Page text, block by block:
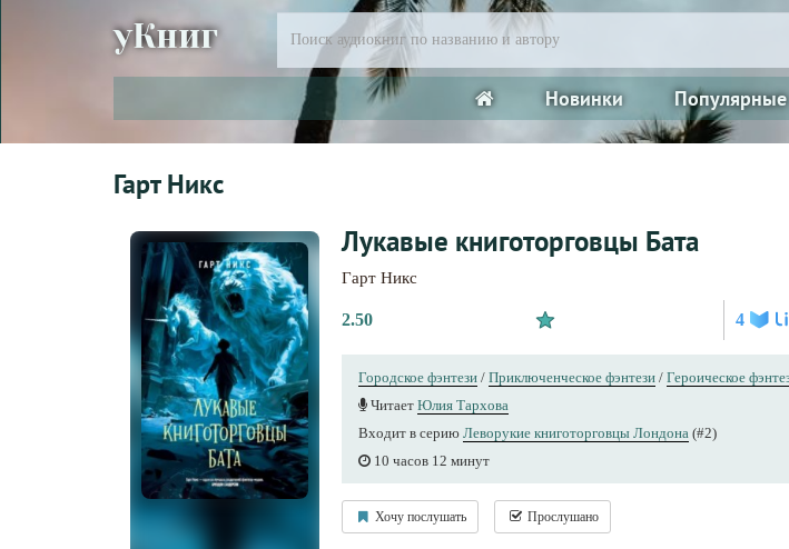
уКниг
Новинки Популярные
Гарт Никс
Лукавые книготорговцы Бата
Гарт Никс
2.50 4
Городское фэнтези / Приключенческое фэнтези / Героическое
Читает Юлия Тархова
Входит в серию Леворукие книготорговцы Лондона (#2)
10 часов 12 минут
Хочу послушать Прослушано